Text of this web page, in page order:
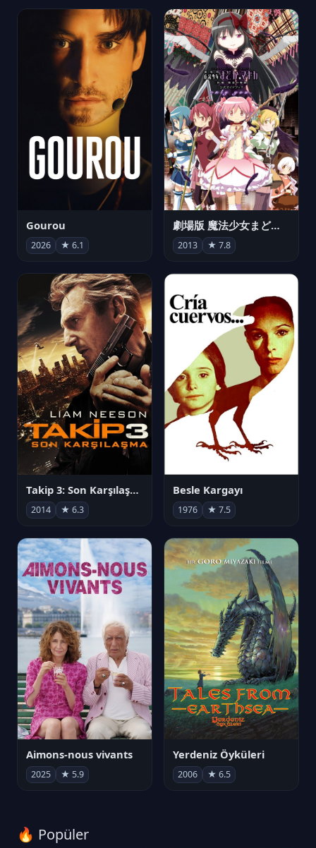
Gourou
2026 ★ 6.1
劇場版 魔法少女まどか☆マギカ[新編]叛逆の物語
2013 ★ 7.8
Takip 3: Son Karşılaşma
2014 ★ 6.3
Besle Kargayı
1976 ★ 7.5
Aimons-nous vivants
2025 ★ 5.9
Yerdeniz Öyküleri
2006 ★ 6.5
🔥 Popüler